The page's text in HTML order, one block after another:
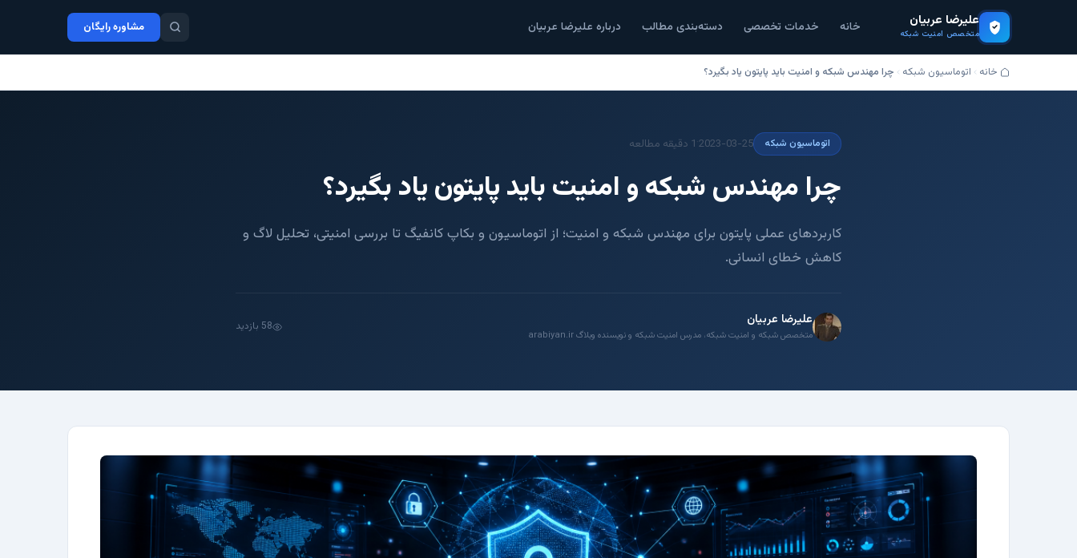
علیرضا عربیان
متخصص امنیت شبکه خانه خدمات تخصصی دسته‌بندی مطالب درباره علیرضا عربیان مشاوره رایگان
خانه اتوماسیون شبکه چرا مهندس شبکه و امنیت باید پایتون یاد بگیرد؟
اتوماسیون شبکه 2023-03-25
·1 دقیقه مطالعه
چرا مهندس شبکه و امنیت باید پایتون یاد بگیرد؟
کاربردهای عملی پایتون برای مهندس شبکه و امنیت؛ از اتوماسیون و بکاپ کانفیگ تا بررسی امنیتی، تحلیل لاگ و
کاهش خطای انسانی.
علیرضا عربیان
متخصص شبکه و امنیت شبکه، مدرس امنیت شبکه و نویسنده وبلاگ arabiyan.ir
58 بازدید